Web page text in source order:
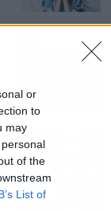
or
to
may
of the
List of